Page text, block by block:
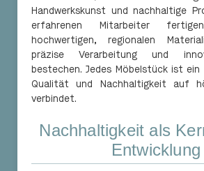
Handwerkskunst und nachhaltige
erfahrenen Mitarbeiter
hochwertigen, regionalen
präzise Verarbeitung und
bestechen. Jedes Möbelstück ist ein
Qualität und Nachhaltigkeit auf
verbindet.
Nachhaltigkeit als
Entwicklung